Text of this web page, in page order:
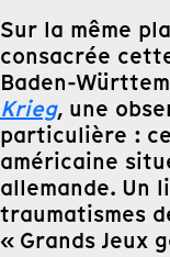
Sur la même
consacrée
Baden-
Krieg, une
particulière :
américaine
allemande. Un
traumatismes
« Grands Jeux